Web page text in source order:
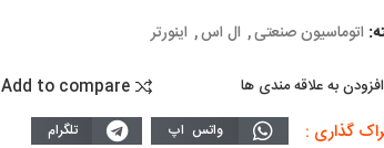
اتوماسیون صنعتی, ال اس, اینورتر
افزودن به علاقه مندی ها Add to compare
گذاری : واتس اپ تلگرام